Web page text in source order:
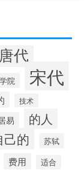
唐代
学院 宋代
技术
易 的人
己的 苏轼
费用 适合